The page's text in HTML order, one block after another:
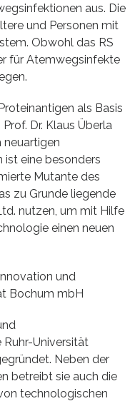
aus. Die
und Personen mit
Obwohl das RS
für Atemwegsinfekte
als Basis
Dr. Klaus Überla
neuartigen
ist eine besonders
Mutante des
zu Grunde liegende
nutzen, um mit Hilfe
einen neuen
und
Bochum mbH
Universität
Neben der
betreibt sie auch die
technologischen